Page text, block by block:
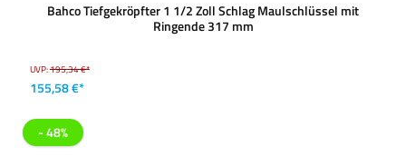
Bahco Tiefgekröpfter 1 1/2 Zoll Schlag Maulschlüssel mit
Ringende 317 mm
UVP:195,34 €*
155,58 €*
- 48%